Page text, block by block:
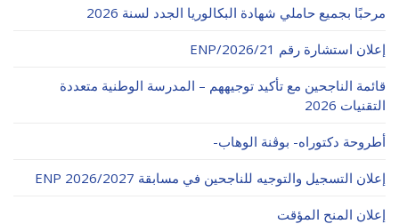
الأقــســــام الـتـحــضـيـريـــة
البرنامج الدراسي
عروض التكوين
التربصات
مرحبًا بجميع حاملي شهادة البكالوريا الجدد لسنة 2026
إعلان استشارة رقم 21/ENP/2026
قائمة الناجحين مع تأكيد توجيههم – المدرسة الوطنية متعددة
التقنيات 2026
أطروحة دكتوراه- بوڨنة الوهاب-
إعلان التسجيل والتوجيه للناجحين في مسابقة ENP 2026/2027
إعلان المنح المؤقت